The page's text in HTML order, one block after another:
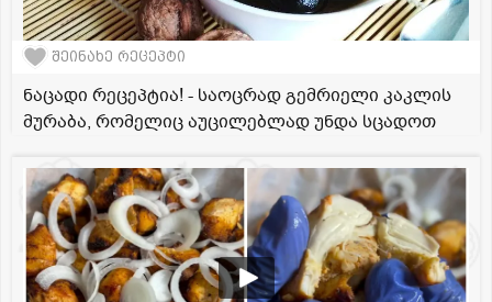
შეინახე რეცეპტი
ნაცადი რეცეპტია! - საოცრად გემრიელი კაკლის
მურაბა, რომელიც აუცილებლად უნდა სცადოთ